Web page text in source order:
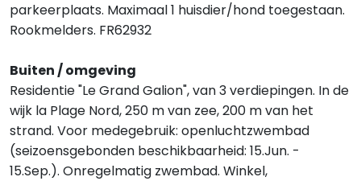
parkeerplaats. Maximaal 1 huisdier/hond toegestaan.
Rookmelders. FR62932
Buiten / omgeving
Residentie "Le Grand Galion", van 3 verdiepingen. In de
wijk la Plage Nord, 250 m van zee, 200 m van het
strand. Voor medegebruik: openluchtzwembad
(seizoensgebonden beschikbaarheid: 15.Jun. -
15.Sep.). Onregelmatig zwembad. Winkel,